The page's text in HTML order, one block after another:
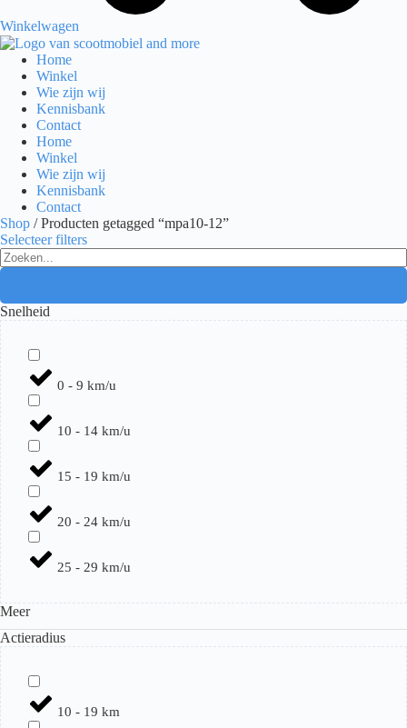
Winkelwagen
Home
Winkel
Wie zijn wij
Kennisbank
Contact
Home
Winkel
Wie zijn wij
Kennisbank
Contact
Shop / Producten getagged “mpa10-12”
Selecteer filters
Search
...
Snelheid
0 - 9 km/u
10 - 14 km/u
15 - 19 km/u
20 - 24 km/u
25 - 29 km/u
Meer
Actieradius
10 - 19 km